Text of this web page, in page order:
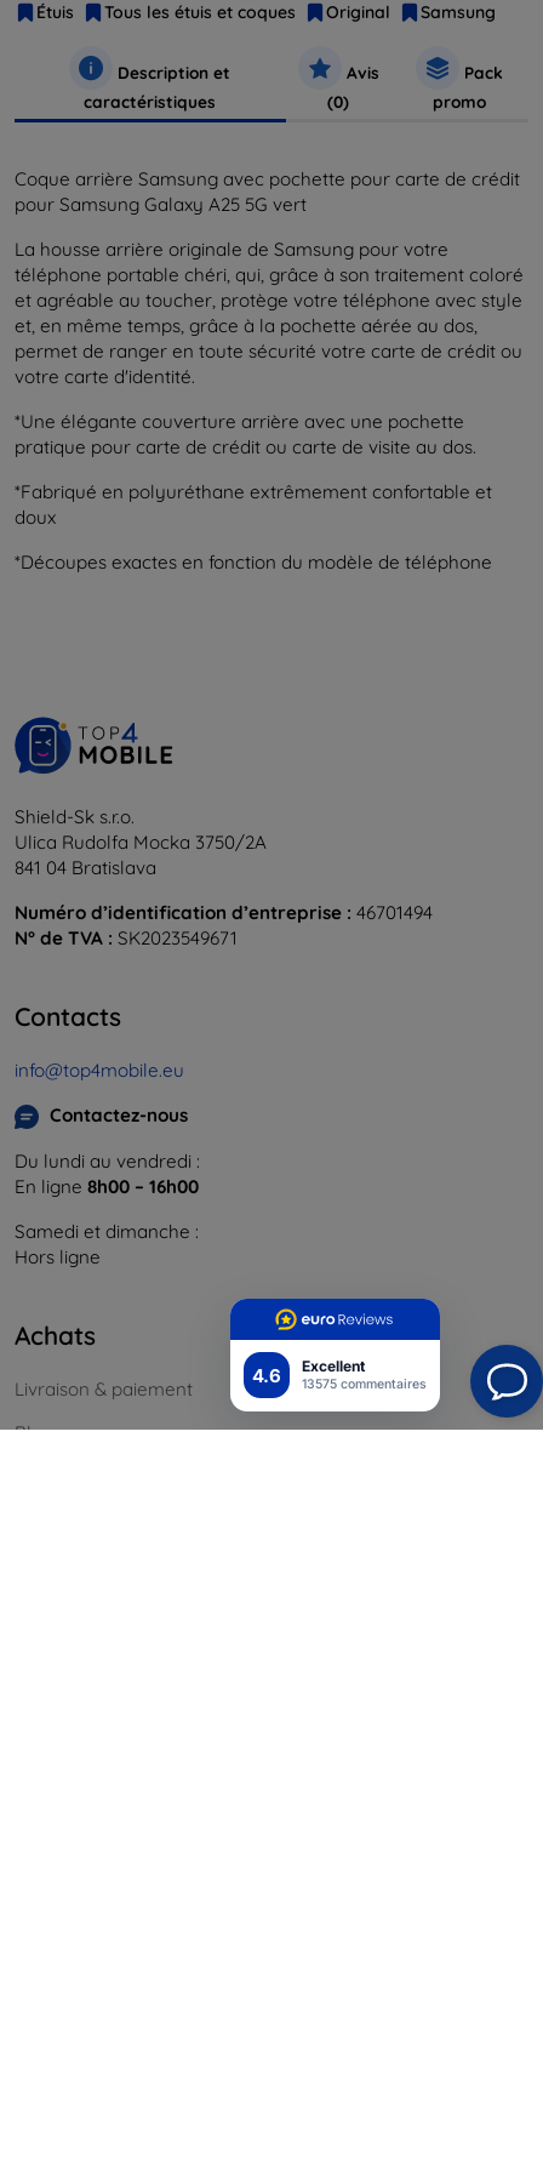
4.6 Excellent
13575 commentaires
Étuis
Tous les étuis et coques Original Samsung
Description et
caractéristiques
Avis
(0)
Pack
promo
Coque arrière Samsung avec pochette pour carte de crédit
pour Samsung Galaxy A25 5G vert
La housse arrière originale de Samsung pour votre
téléphone portable chéri, qui, grâce à son traitement coloré
et agréable au toucher, protège votre téléphone avec style
et, en même temps, grâce à la pochette aérée au dos,
permet de ranger en toute sécurité votre carte de crédit ou
votre carte d'identité.
*Une élégante couverture arrière avec une pochette
pratique pour carte de crédit ou carte de visite au dos.
*Fabriqué en polyuréthane extrêmement confortable et
doux
*Découpes exactes en fonction du modèle de téléphone
Shield-Sk s.r.o.
Ulica Rudolfa Mocka 3750/2A
841 04 Bratislava
Numéro d’identification d’entreprise : 46701494
N° de TVA : SK2023549671
Contacts
info@top4mobile.eu
Contactez-nous
Du lundi au vendredi :
En ligne 8h00 – 16h00
Samedi et dimanche :
Hors ligne
Achats
Livraison & paiement
Blog